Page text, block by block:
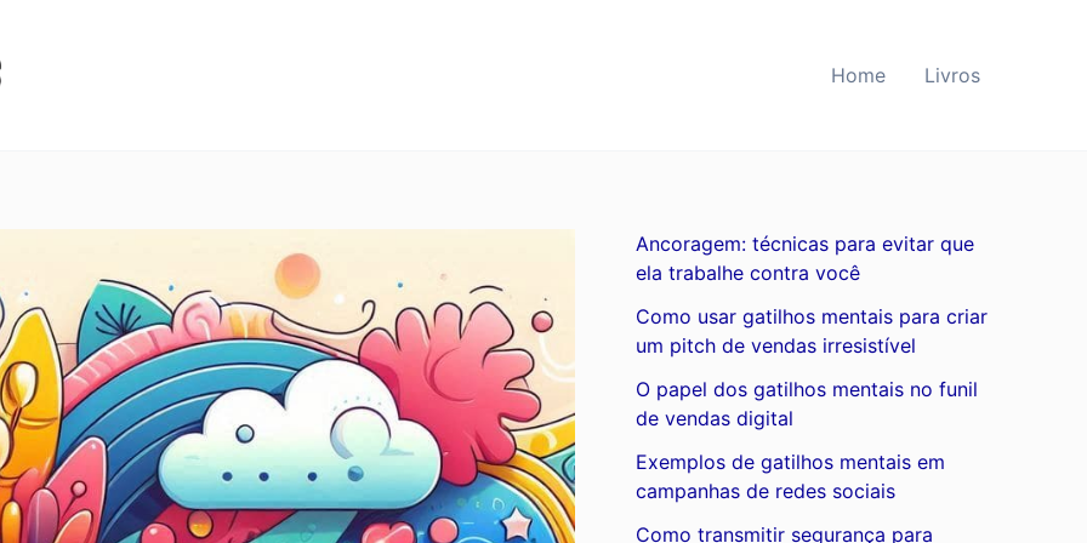
Home Livros
Ancoragem: técnicas para evitar que
ela trabalhe contra você
Como usar gatilhos mentais para criar
um pitch de vendas irresistível
O papel dos gatilhos mentais no funil
de vendas digital
Exemplos de gatilhos mentais em
campanhas de redes sociais
Como transmitir segurança para